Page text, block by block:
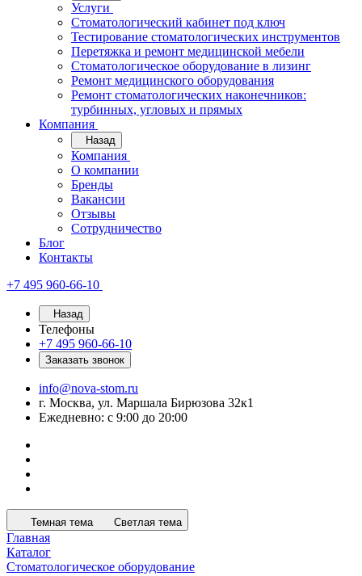
Услуги
Стоматологический кабинет под ключ
Тестирование стоматологических инструментов
Перетяжка и ремонт медицинской мебели
Стоматологическое оборудование в лизинг
Ремонт медицинского оборудования
Ремонт стоматологических наконечников:
турбинных, угловых и прямых
Компания
Назад
Компания
О компании
Бренды
Вакансии
Отзывы
Сотрудничество
Блог
Контакты
+7 495 960-66-10
Назад
Телефоны
+7 495 960-66-10
Заказать звонок
info@nova-stom.ru
г. Москва, ул. Маршала Бирюзова 32к1
Ежедневно: с 9:00 до 20:00
Темная тема Светлая тема
Главная
Каталог
Стоматологическое оборудование